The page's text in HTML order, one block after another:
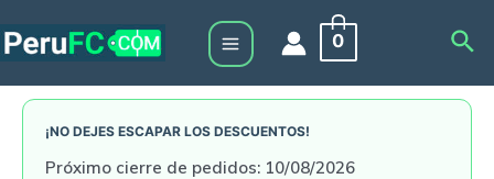
to
Main
Menu
0
¡NO DEJES ESCAPAR LOS DESCUENTOS!
Próximo cierre de pedidos: 10/08/2026